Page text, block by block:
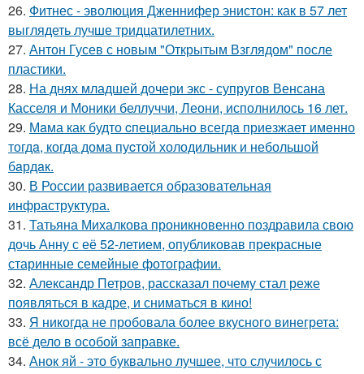
26. Фитнес - эволюция Дженнифер энистон: как в 57 лет
выглядеть лучше тридцатилетних.
27. Антон Гусев с новым "Открытым Взглядом" после
пластики.
28. На днях младшей дочери экс - супругов Венсана
Касселя и Моники беллуччи, Леони, исполнилось 16 лет.
29. Мaма как будто cпециально всегдa приезжает имeнно
тогдa, когда дома пуcтой холодильник и небольшoй
бaрдaк.
30. В России развивается образовательная
инфраструктура.
31. Татьяна Михалкова проникновенно поздравила свою
дочь Анну с её 52-летием, опубликовав прекрасные
старинные семейные фотографии.
32. Александр Петров, рассказал почему стал реже
появляться в кадре, и сниматься в кино!
33. Я никогда не пробовала более вкусного винегрета:
всё дело в особой заправке.
34. Анок яй - это буквально лучшее, что случилось с